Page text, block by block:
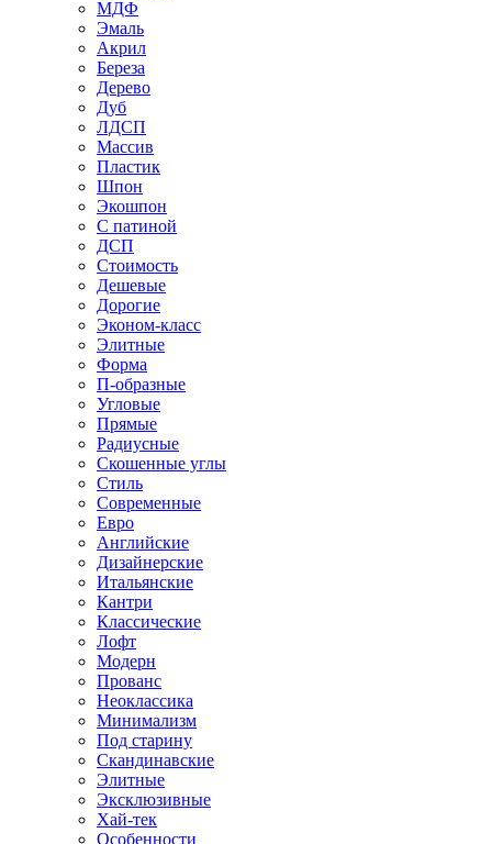
МДФ
Эмаль
Акрил
Береза
Дерево
Дуб
ЛДСП
Массив
Пластик
Шпон
Экошпон
С патиной
ДСП
Стоимость
Дешевые
Дорогие
Эконом-класс
Элитные
Форма
П-образные
Угловые
Прямые
Радиусные
Скошенные углы
Стиль
Современные
Евро
Английские
Дизайнерские
Итальянские
Кантри
Классические
Лофт
Модерн
Прованс
Неоклассика
Минимализм
Под старину
Скандинавские
Элитные
Эксклюзивные
Хай-тек
Особенности